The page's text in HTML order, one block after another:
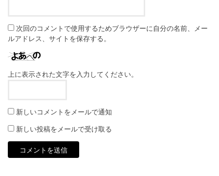
次回のコメントで使用するためブラウザーに自分の名前、メー
ルアドレス、サイトを保存する。
上に表示された文字を入力してください。
新しいコメントをメールで通知
新しい投稿をメールで受け取る